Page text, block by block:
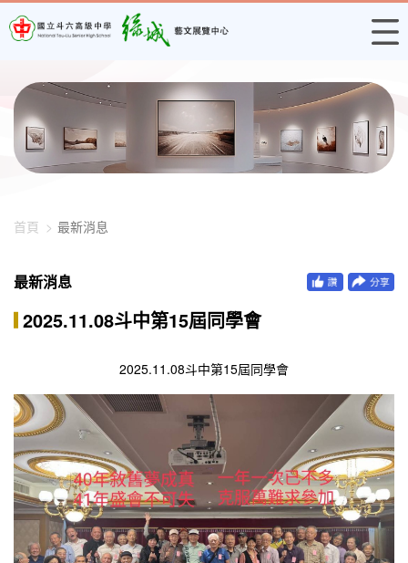
448-1704
首頁 最新消息
最新消息
2025.11.08斗中第15屆同學會
2025.11.08斗中第15屆同學會